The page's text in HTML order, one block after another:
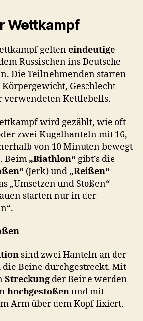
Wettkampf
gelteneindeutige
Russischen ins Deutsche
Die Teilnehmenden starten
Körpergewicht, Geschlecht
verwendeten Kettlebells.
wird gezählt, wie oft
zwei Kugelhanteln mit 16,
von 10 Minuten bewegt
Beim „Biathlon“ gibt’s die
(Jerk) und „Reißen“
„Umsetzen und Stoßen“
starten nur in der
sind zwei Hanteln an der
Beine durchgestreckt. Mit
Streckung der Beine werden
hochgestoßenund mit
Arm über dem Kopf fixiert.